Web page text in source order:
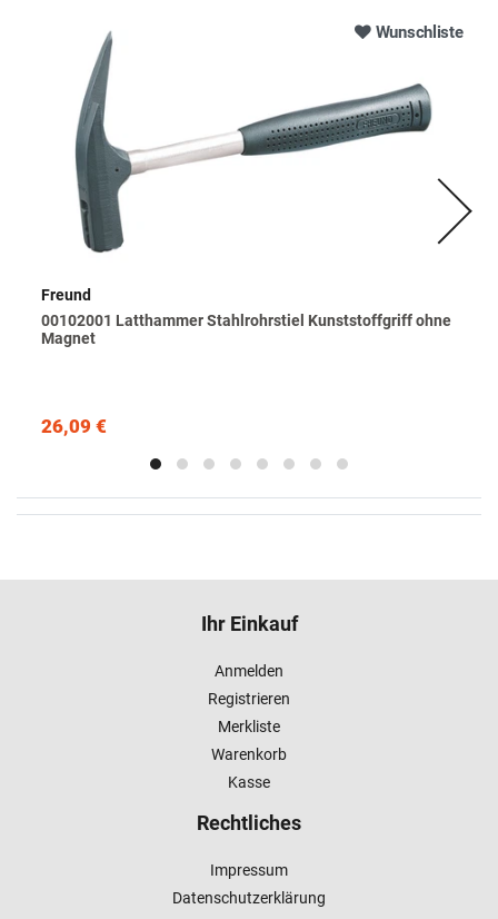
Wunschliste
Freund
00102001 Latthammer Stahlrohrstiel Kunststoffgriff ohne
Magnet
26,09 €
Ihr Einkauf
Anmelden
Registrieren
Merkliste
Warenkorb
Kasse
Rechtliches
Impressum
Datenschutzerklärung